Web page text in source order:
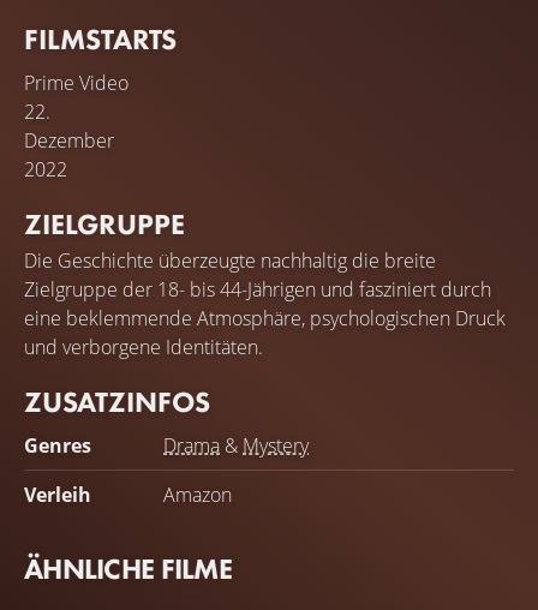
FILMSTARTS
Prime Video
22.
Dezember
2022
ZIELGRUPPE
Die Geschichte überzeugte nachhaltig die breite
Zielgruppe der 18- bis 44-Jährigen und fasziniert durch
eine beklemmende Atmosphäre, psychologischen Druck
und verborgene Identitäten.
ZUSATZINFOS
Genres Drama & Mystery
Verleih
Amazon
ÄHNLICHE FILME